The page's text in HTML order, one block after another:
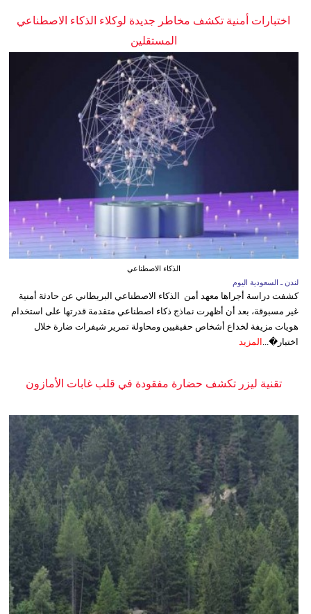
اختبارات أمنية تكشف مخاطر جديدة لوكلاء الذكاء الاصطناعي
المستقلين
الذكاء الاصطناعي
لندن ـ السعودية اليوم
كشفت دراسة أجراها معهد أمن الذكاء الاصطناعي البريطاني عن حادثة أمنية
غير مسبوقة، بعد أن أظهرت نماذج ذكاء اصطناعي متقدمة قدرتها على استخدام
هويات مزيفة لخداع أشخاص حقيقيين ومحاولة تمرير شيفرات ضارة خلال
اختبار�... المزيد
تقنية ليزر تكشف حضارة مفقودة في قلب غابات الأمازون